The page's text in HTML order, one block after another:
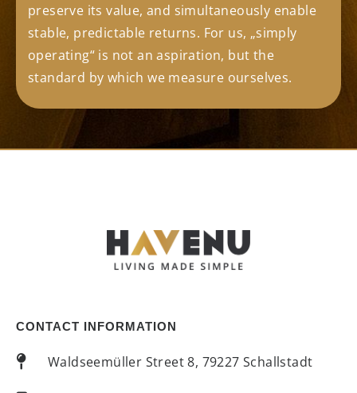
preserve its value, and simultaneously enable
stable, predictable returns. For us, „simply
operating“ is not an aspiration, but the
standard by which we measure ourselves.
CONTACT INFORMATION
Waldseemüller Street 8, 79227 Schallstadt